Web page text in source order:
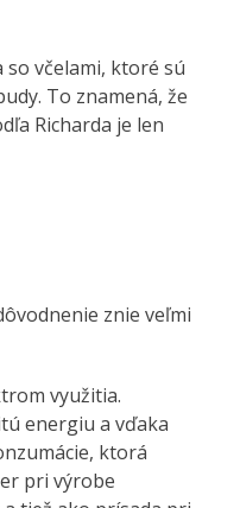
včelami, ktoré sú
To znamená, že
Richarda je len
znie veľmi
využitia.
energiu a vďaka
ktorá
pri výrobe